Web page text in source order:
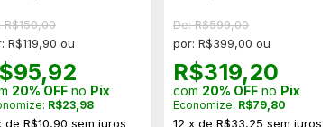
R$150,00
R$119,90 ou
20% OFF no Pix
R$23,98
de R$10,90 sem juros
De: R$599,00
por: R$399,00 ou
R$319,20
com 20% OFF no Pix
Economize: R$79,80
12 xdeR$33,25 sem juros